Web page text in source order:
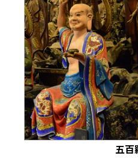
五百